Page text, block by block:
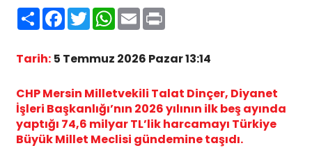
PaylaşFacebook
TwitterWhatsApp
EmailPrint
Tarih: 5 Temmuz 2026 Pazar 13:14
CHP Mersin Milletvekili Talat Dinçer, Diyanet
İşleri Başkanlığı’nın 2026 yılının ilk beş ayında
yaptığı 74,6 milyar TL’lik harcamayı Türkiye
Büyük Millet Meclisi gündemine taşıdı.